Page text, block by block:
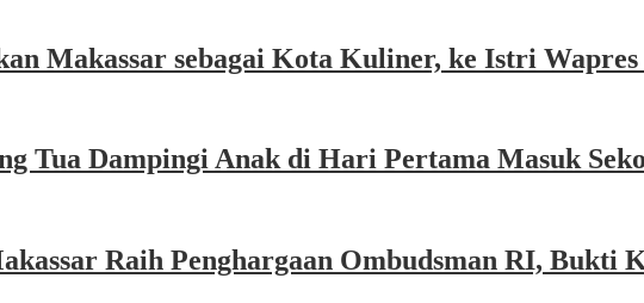
Makassar sebagai Kota Kuliner, ke Istri
Tua Dampingi Anak di Hari Pertama Masuk
Raih Penghargaan Ombudsman RI, Bukti